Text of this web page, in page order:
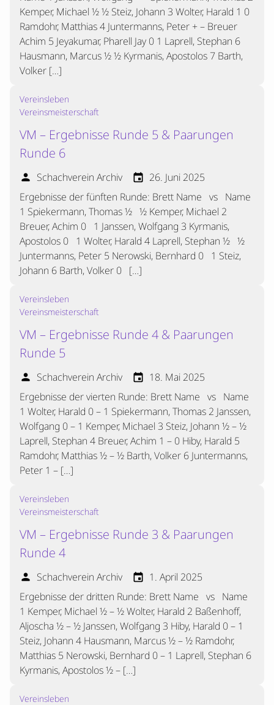
Kemper, Michael ½ ½ Steiz, Johann 3 Wolter, Harald 1 0
Ramdohr, Matthias 4 Juntermanns, Peter + – Breuer
Achim 5 Jeyakumar, Pharell Jay 0 1 Laprell, Stephan 6
Hausmann, Marcus ½ ½ Kyrmanis, Apostolos 7 Barth,
Volker […]
Vereinsleben
Vereinsmeisterschaft
VM – Ergebnisse Runde 5 & Paarungen
Runde 6
person Schachverein Archiv event 26. Juni 2025
Ergebnisse der fünften Runde: Brett Name vs Name
1 Spiekermann, Thomas ½ ½ Kemper, Michael 2
Breuer, Achim 0 1 Janssen, Wolfgang 3 Kyrmanis,
Apostolos 0 1 Wolter, Harald 4 Laprell, Stephan ½ ½
Juntermanns, Peter 5 Nerowski, Bernhard 0 1 Steiz,
Johann 6 Barth, Volker 0 […]
Vereinsleben
Vereinsmeisterschaft
VM – Ergebnisse Runde 4 & Paarungen
Runde 5
person Schachverein Archiv event 18. Mai 2025
Ergebnisse der vierten Runde: Brett Name vs Name
1 Wolter, Harald 0 – 1 Spiekermann, Thomas 2 Janssen,
Wolfgang 0 – 1 Kemper, Michael 3 Steiz, Johann ½ – ½
Laprell, Stephan 4 Breuer, Achim 1 – 0 Hiby, Harald 5
Ramdohr, Matthias ½ – ½ Barth, Volker 6 Juntermanns,
Peter 1 – […]
Vereinsleben
Vereinsmeisterschaft
VM – Ergebnisse Runde 3 & Paarungen
Runde 4
person Schachverein Archiv event 1. April 2025
Ergebnisse der dritten Runde: Brett Name vs Name
1 Kemper, Michael ½ – ½ Wolter, Harald 2 Baßenhoff,
Aljoscha ½ – ½ Janssen, Wolfgang 3 Hiby, Harald 0 – 1
Steiz, Johann 4 Hausmann, Marcus ½ – ½ Ramdohr,
Matthias 5 Nerowski, Bernhard 0 – 1 Laprell, Stephan 6
Kyrmanis, Apostolos ½ – […]
Vereinsleben